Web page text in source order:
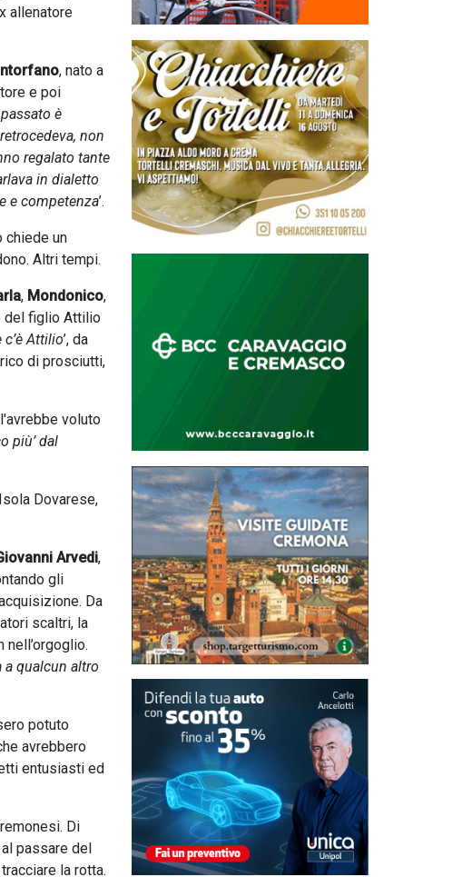
allenatore
, nato a
e poi
è
non
regalato tante
in dialetto
e competenza’.
chiede un
Altri tempi.
, Mondonico,
del figlio Attilio
Attilio’, da
di prosciutti,
voluto
più’ dal
Dovarese,
Arvedi,
gli
Da
scaltri, la
a qualcun altro
potuto
avrebbero
entusiasti ed
Di
passare del
la rotta.